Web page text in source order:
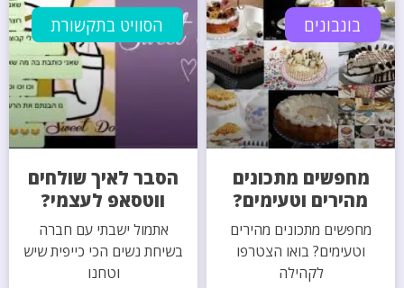
בונבונים
מחפשים מתכונים
מהירים וטעימים?
מחפשים מתכונים מהירים
וטעימים? בואו הצטרפו
לקהילה
הסוויט בתקשורת
הסבר לאיך שולחים
ווטסאפ לעצמי?
אתמול ישבתי עם חברה
בשיחת נשים הכי כייפית שיש
וטחנו